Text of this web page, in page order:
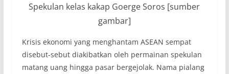
Spekulan kelas kakap Goerge Soros [sumber
gambar]
Krisis ekonomi yang menghantam ASEAN sempat
disebut-sebut diakibatkan oleh permainan spekulan
matang uang hingga pasar bergejolak. Nama pialang